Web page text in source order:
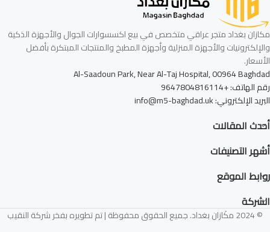
مكازان بغداد متجر عراقي متخصص في بيع اكسسوارات الجوال والأجهزة الذكية
والإلكترونيات والأجهزة المنزلية وأجهزة المطبخ والمنتجات المبتكرة بأفضل
الأسعار.
Al-Saadoun Park, Near Al-Taj Hospital, 00964 Baghdad
رقم الهاتف: +9647804816114
البريد الإلكتروني: info@m5-baghdad.uk
أحدث المقالات
أشهر التصنيفات
روابط الموقع
الشركة
© 2024 مكَازان بغداد. جميع الحقوق محفوظة | تم تطويره بفخر شركة النقيب